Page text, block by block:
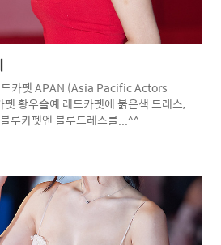
카펫 APAN (Asia Pacific Actors
황우슬예 레드카펫에 붉은색 드레스,
루카펫엔 블루드레스를...^^
All pictures cannot be copied
2012. toodur2 All pictures